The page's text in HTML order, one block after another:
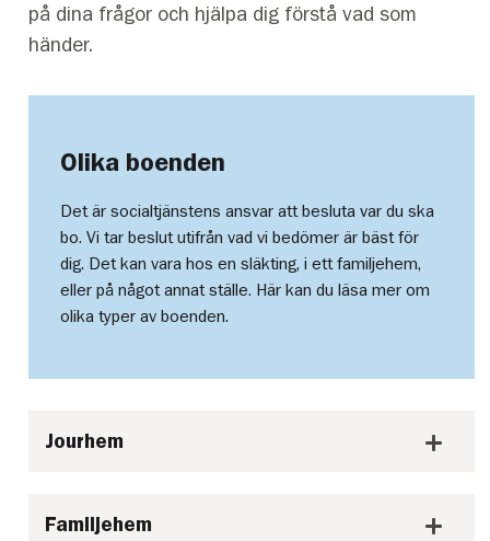
på dina frågor och hjälpa dig förstå vad som
händer.
Olika boenden
Det är socialtjänstens ansvar att besluta var du ska
bo. Vi tar beslut utifrån vad vi bedömer är bäst för
dig. Det kan vara hos en släkting, i ett familjehem,
eller på något annat ställe. Här kan du läsa mer om
olika typer av boenden.
Jourhem
Familjehem